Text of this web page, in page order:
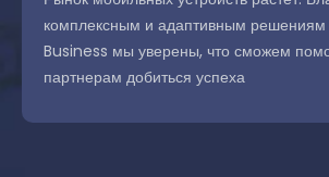
комплексным и адаптивным
Business мы уверены, что сможем
партнерам добиться успеха